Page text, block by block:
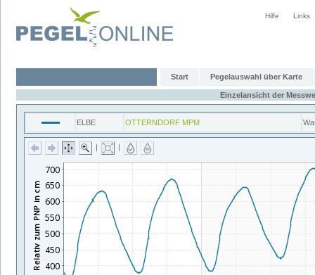
Hilfe Links
Start Pegelauswahl über Karte
Einzelansicht der
ELBE OTTERNDORF MPM
| |